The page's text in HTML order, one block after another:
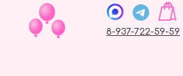
8-937-722-59-59